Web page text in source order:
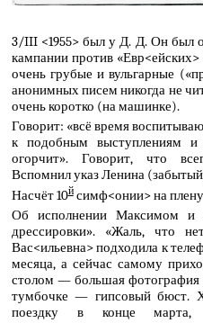
3/III <1955> был у Д. Д. Он был
кампании против
очень грубые и вульгарные
анонимных писем никогда не
очень коротко (на машинке).
Говорит: «всё время
к подобным выступлениям
огорчит». Говорит, что
Вспомнил указ Ленина
Насчёт 10йсимф<онии> на
Об исполнении Максимом и
дрессировки». «Жаль, что
Вас<ильевна> подходила к
месяца, а сейчас самому
столом — большая
тумбочке — гипсовый бюст.
поездку в конце марта,